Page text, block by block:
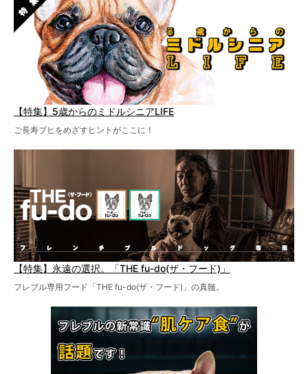
【特集】5歳からのミドルシニアLIFE
ご長寿ブヒをめざすヒントがここに！
【特集】永遠の選択。「THE fu-do(ザ・フード)」
フレブル専用フード「THE fu-do(ザ・フード)」の真髄。